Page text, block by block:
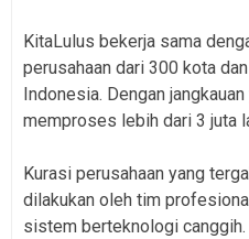
KitaLulus bekerja sama
perusahaan dari 300 kota
Indonesia. Dengan
memproses lebih dari 3 juta
Kurasi perusahaan yang
dilakukan oleh tim
sistem berteknologi